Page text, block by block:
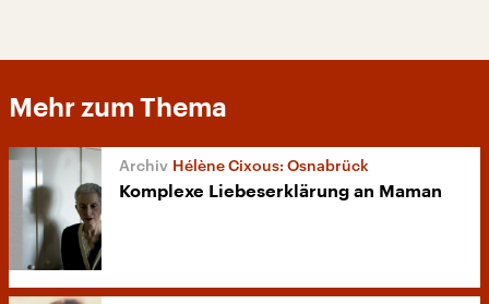
Mehr zum Thema
Hélène Cixous: Osnabrück
Komplexe Liebeserklärung an Maman